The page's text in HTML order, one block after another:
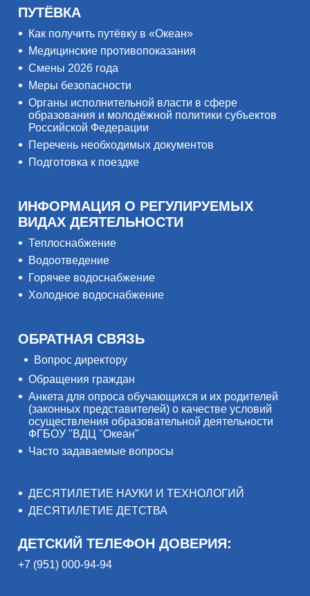
ПУТЁВКА
Как получить путёвку в «Океан»
Медицинские противопоказания
Смены 2026 года
Меры безопасности
Органы исполнительной власти в сфере
образования и молодёжной политики субъектов
Российской Федерации
Перечень необходимых документов
Подготовка к поездке
ИНФОРМАЦИЯ О РЕГУЛИРУЕМЫХ
ВИДАХ ДЕЯТЕЛЬНОСТИ
Теплоснабжение
Водоотведение
Горячее водоснабжение
Холодное водоснабжение
ОБРАТНАЯ СВЯЗЬ
Вопрос директору
Обращения граждан
Анкета для опроса обучающихся и их родителей
(законных представителей) о качестве условий
осуществления образовательной деятельности
ФГБОУ "ВДЦ "Океан"
Часто задаваемые вопросы
ДЕСЯТИЛЕТИЕ НАУКИ И ТЕХНОЛОГИЙ
ДЕСЯТИЛЕТИЕ ДЕТСТВА
ДЕТСКИЙ ТЕЛЕФОН ДОВЕРИЯ:
+7 (951) 000-94-94